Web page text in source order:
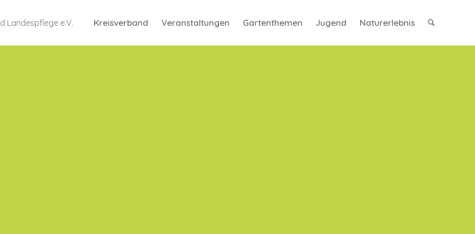
Kreisverband Veranstaltungen Gartenthemen Jugend Naturerlebnis